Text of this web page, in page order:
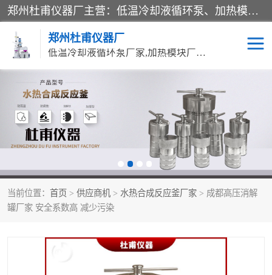
郑州杜甫仪器厂主营：低温冷却液循环泵、加热模块、水热合成反应釜、水油浴锅、旋转蒸发器、循环水真空泵等产品。郑州杜甫仪器厂在众多的教学仪器行业中依靠科技力量扬长避短、迅速发展，成为国家教委*生产教学仪器的厂家，产品具有国内良好水平，主导产品通过ISO9002质量认证。
郑州杜甫仪器厂
低温冷却液循环泵厂家,加热模块厂家,水热合成反应釜厂家,水油浴锅厂家,旋转蒸发器厂家
当前位置： 首页 > 供应商机 > 水热合成反应釜厂家 > 成都高压消解
罐厂家 安全系数高 减少污染
循环水真空泵厂家 水热合成反应釜厂家
低温冷却液循环泵厂家 加热模块厂家
气流烘干器
旋转蒸发器厂家 双层玻璃反应釜10L
五抽头循环水真空泵